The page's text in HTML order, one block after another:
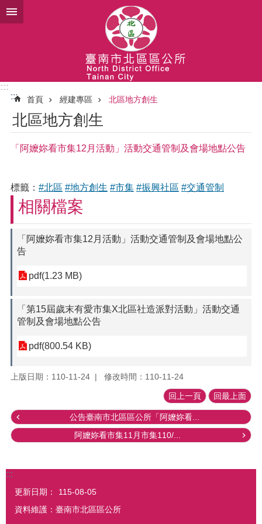
跳到主要內容區塊
:::
:::
首頁 經建專區 北區地方創生
北區地方創生
「阿嬤妳看市集12月活動」活動交通管制及會場地點公告
標籤： #北區 #地方創生 #市集 #振興社區 #交通管制
相關檔案
「阿嬤妳看市集12月活動」活動交通管制及會場地點公
告
pdf(1.23 MB)
「第15屆歲末有愛市集X北區社造派對活動」活動交通
管制及會場地點公告
pdf(800.54 KB)
上版日期：110-11-24 修改時間：110-11-24
回上一頁 回最上面
公告臺南市北區區公所「阿嬤妳看...
阿嬤妳看市集11月市集110/...
:::
更新日期：
115-08-05
資料維護：臺南市北區區公所